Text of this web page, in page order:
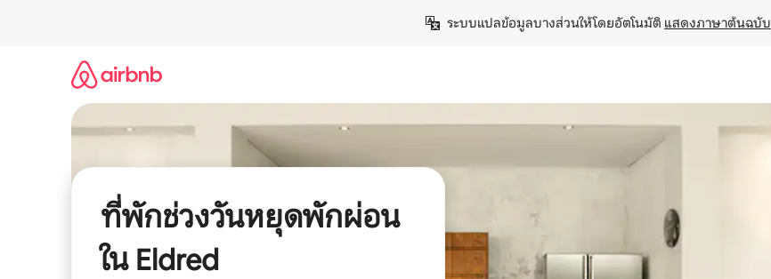
ระบบแปลข้อมูลบางส่วนให้โดยอัตโนมัติ แสดงภาษาต้นฉบับ
ที่พักช่วงวันหยุดพักผ่อน
ใน Eldred